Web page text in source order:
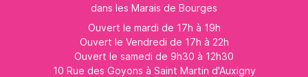
dans les Marais de Bourges
Ouvert le mardi de 17h à 19h
Ouvert le Vendredi de 17h à 22h
Ouvert le samedi de 9h30 à 12h30
10 Rue des Goyons à Saint Martin d'Auxigny